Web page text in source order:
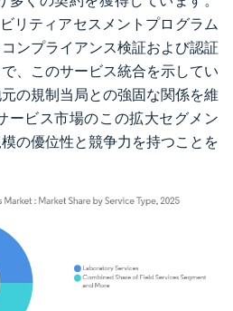
リティアセスメントプログラム
ンプライアンス検証および認証
、このサービス統合を示してい
の規制当局との強固な関係を維
ービス市場のこの拡大セグメン
の優位性と競争力を持つことを